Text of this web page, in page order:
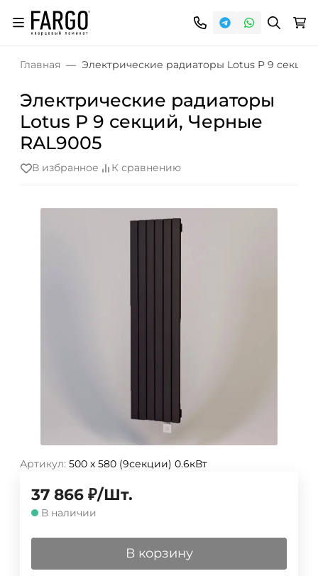
Главная Электрические радиаторы Lotus P 9
Электрические радиаторы
Lotus P 9 секций, Черные
RAL9005
В избранное К сравнению
Артикул: 500 х 580 (9секции) 0.6кВт
37 866 ₽/Шт.
В наличии
В корзину